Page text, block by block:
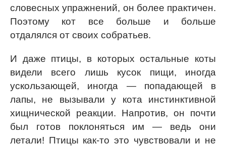
словесных упражнений, он более практичен.
Поэтому кот все больше и больше
отдалялся от своих собратьев.
И даже птицы, в которых остальные коты
видели всего лишь кусок пищи, иногда
ускользающей, иногда — попадающей в
лапы, не вызывали у кота инстинктивной
хищнической реакции. Напротив, он почти
был готов поклоняться им — ведь они
летали! Птицы как-то это чувствовали и не